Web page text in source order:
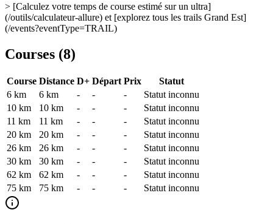
> [Calculez votre temps de course estimé sur un ultra]
(/outils/calculateur-allure) et [explorez tous les trails Grand Est]
(/events?eventType=TRAIL)
Courses (8)
Course Distance D+ Départ Prix
Statut
6 km
6 km - - -
Statut inconnu
10 km
10 km - - -
Statut inconnu
11 km
11 km - - -
Statut inconnu
20 km
20 km - - -
Statut inconnu
26 km
26 km - - -
Statut inconnu
30 km
30 km - - -
Statut inconnu
62 km
62 km - - -
Statut inconnu
75 km
75 km - - - Statut inconnu